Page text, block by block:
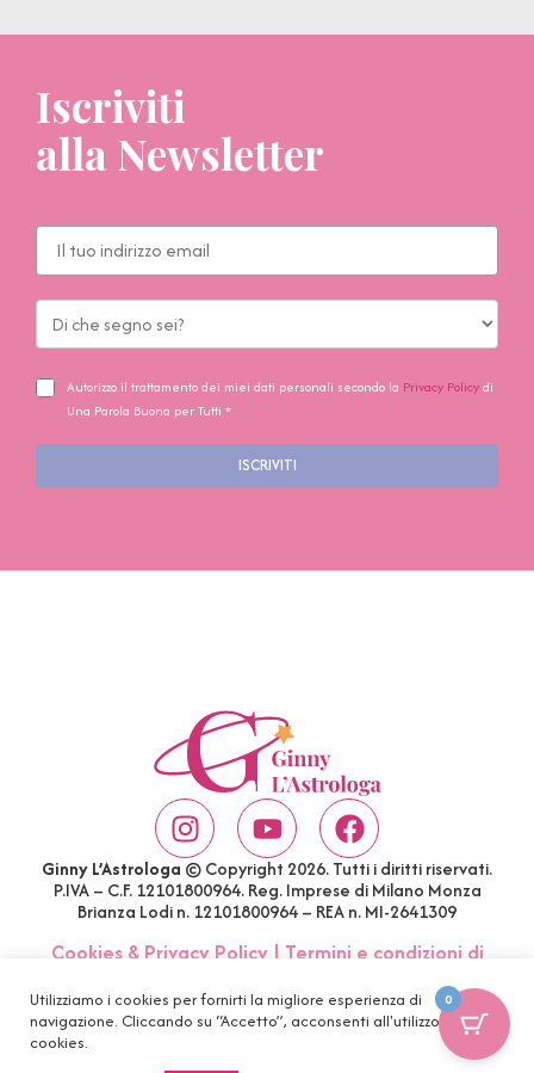
Iscriviti
alla Newsletter
Autorizzo il trattamento dei miei dati personali secondo la Privacy Policydi
Una Parola Buona per Tutti *
ISCRIVITI
Ginny L’Astrologa © Copyright 2026. Tutti i diritti riservati.
P.IVA – C.F. 12101800964. Reg. Imprese di Milano Monza
Brianza Lodi n. 12101800964 – REA n. MI-2641309
Cookies & Privacy Policy| Termini e condizioni di
Utilizziamo i cookies per fornirti la migliore esperienza di
navigazione. Cliccando su “Accetto”, acconsenti all'utilizzo di tutti i
cookies.
0